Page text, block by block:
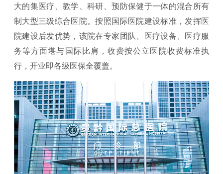
大的集医疗、教学、科研、预防保健于一体的混合所有
制大型三级综合医院。按照国际医院建设标准，发挥医
院建设后发优势，该院在专家团队、医疗设备、医疗服
务等方面堪与国际比肩，收费按公立医院收费标准执
行，开业即各级医保全覆盖。